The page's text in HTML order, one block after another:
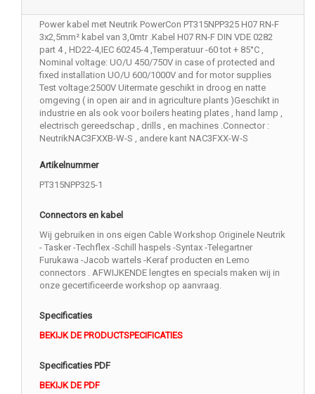
Power kabel met Neutrik PowerCon PT315NPP325 H07 RN-F
3x2,5mm² kabel van 3,0mtr .Kabel H07 RN-F DIN VDE 0282
part 4 , HD22-4,IEC 60245-4 ,Temperatuur -60 tot + 85°C ,
Nominal voltage: UO/U 450/750V in case of protected and
fixed installation UO/U 600/1000V and for motor supplies
Test voltage:2500V Uitermate geschikt in droog en natte
omgeving ( in open air and in agriculture plants )Geschikt in
industrie en als ook voor boilers heating plates , hand lamp ,
electrisch gereedschap , drills , en machines .Connector :
NeutrikNAC3FXXB-W-S , andere kant NAC3FXX-W-S
Artikelnummer
PT315NPP325-1
Connectors en kabel
Wij gebruiken in ons eigen Cable Workshop Originele Neutrik
- Tasker -Techflex -Schill haspels -Syntax -Telegartner
Furukawa -Jacob wartels -Keraf producten en Lemo
connectors . AFWIJKENDE lengtes en specials maken wij in
onze gecertificeerde workshop op aanvraag.
Specificaties
BEKIJK DE PRODUCTSPECIFICATIES
Specificaties PDF
BEKIJK DE PDF